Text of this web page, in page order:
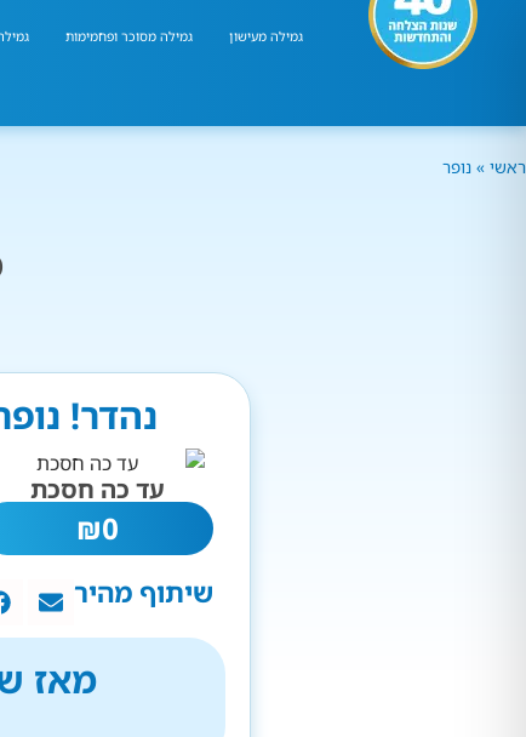
גמילה מעישון גמילה מסוכר ופחמימות
ראשי » נופר
נהדר!
עד כה חסכת
0
₪
שיתוף מהיר
מאז